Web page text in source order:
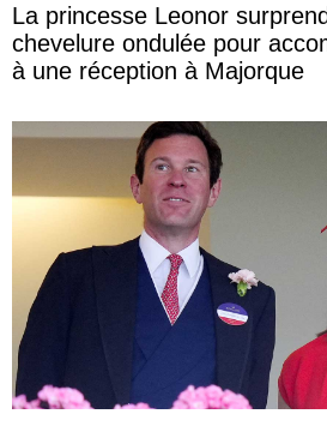
La princesse Leonor
chevelure ondulée pour
à une réception à Majorque